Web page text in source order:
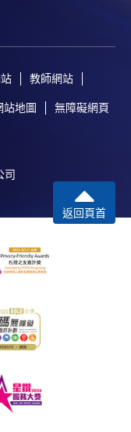
教師網站
站地圖 無障礙網頁
司
返回頁首